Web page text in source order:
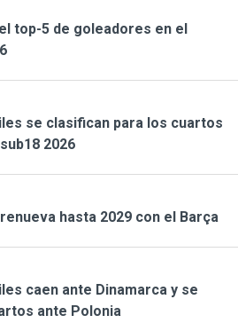
top-5 de goleadores en el
se clasifican para los cuartos
2026
hasta 2029 con el Barça
caen ante Dinamarca y se
ante Polonia